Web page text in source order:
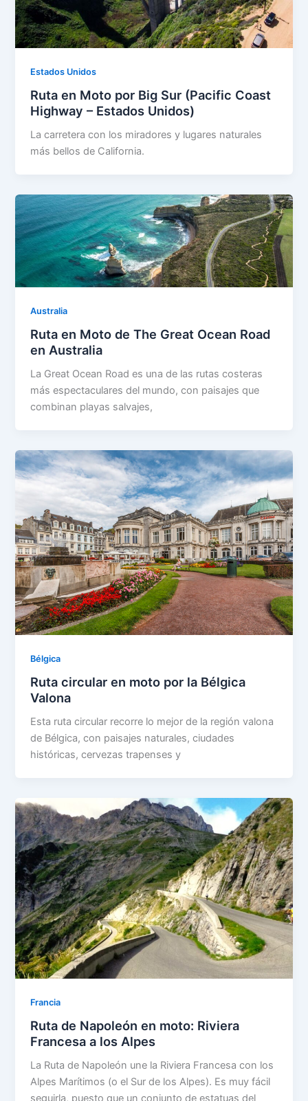
Estados Unidos
Ruta en Moto por Big Sur (Pacific Coast
Highway – Estados Unidos)
La carretera con los miradores y lugares naturales
más bellos de California.
Australia
Ruta en Moto de The Great Ocean Road
en Australia
La Great Ocean Road es una de las rutas costeras
más espectaculares del mundo, con paisajes que
combinan playas salvajes,
Bélgica
Ruta circular en moto por la Bélgica
Valona
Esta ruta circular recorre lo mejor de la región valona
de Bélgica, con paisajes naturales, ciudades
históricas, cervezas trapenses y
Francia
Ruta de Napoleón en moto: Riviera
Francesa a los Alpes
La Ruta de Napoleón une la Riviera Francesa con los
Alpes Marítimos (o el Sur de los Alpes). Es muy fácil
seguirla, puesto que un conjunto de estatuas del